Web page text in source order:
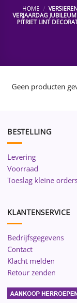
HOME /
VERJAARDAG
PITRIET LINT
Geen producten
BESTELLING
Levering
Voorraad
Toeslag kleine
KLANTENSERVICE
Bedrijfsgegevens
Contact
Klacht melden
Retour zenden